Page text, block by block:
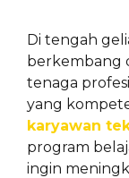
Di tengah
berkembang
tenaga
yang
karyawan
program
ingin